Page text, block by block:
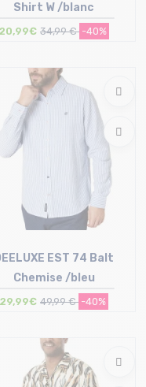
XS | S
Shirt W /blanc
20,99€ 34,99 € -40%
S | M | L | XXL
EST 74 Balt
Chemise /bleu
29,99€ 49,99 € -40%